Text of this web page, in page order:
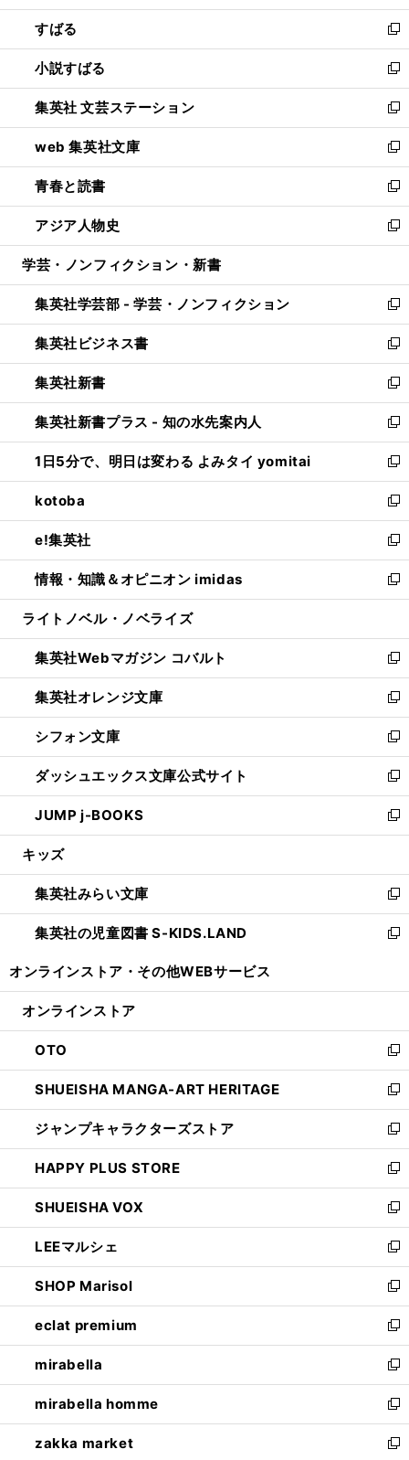
開
く
ウ
で
開
く
ン
ド
ウ
で
開
く
すばる
新
し
い
ウ
ィ
ン
ド
ウ
で
開
く
小説すばる
新
し
い
ウ
ィ
ン
ド
ウ
で
開
集英社 文芸ステーション
新
し
い
ウ
ィ
ン
ド
ウ
開
く
web 集英社文庫
新
し
い
ウ
ィ
ン
ウ
で
開
く
青春と読書
新
し
い
ウ
ン
ド
ウ
で
開
く
アジア人物史
新
し
ウ
ィ
ン
ド
ウ
で
開
く
学芸・ノンフィクション・新書
集英社学芸部 - 学芸・ノンフィクション
新
し
い
ウ
ィ
ン
ド
ウ
で
開
く
集英社ビジネス書
新
し
い
ウ
ィ
ン
ド
ウ
で
開
く
集英社新書
新
し
い
ウ
ィ
ン
ド
ウ
で
開
く
集英社新書プラス - 知の水先案内人
新
し
い
ウ
ィ
ン
ド
ウ
で
開
1日5分で、明日は変わる よみタイ yomitai
新
し
い
ウ
ィ
ン
ド
ウ
開
く
kotoba
新
し
い
ウ
ィ
ン
ウ
で
開
く
e!集英社
新
し
い
ウ
ン
ド
ウ
で
開
く
情報・知識＆オピニオン imidas
新
し
ウ
ィ
ン
ド
ウ
で
開
く
ライトノベル・ノベライズ
集英社Webマガジン コバルト
新
し
い
ウ
ィ
ン
ド
ウ
で
開
集英社オレンジ文庫
新
し
い
ウ
ィ
ン
ド
ウ
開
く
シフォン文庫
新
し
い
ウ
ィ
ン
ウ
で
開
く
ダッシュエックス文庫公式サイト
新
し
い
ウ
ン
ド
ウ
で
JUMP j-BOOKS
新
し
ウ
ィ
ン
ド
開
キッズ
集英社みらい文庫
新
し
い
ン
ウ
で
開
く
集英社の児童図書 S-KIDS.LAND
新
ウ
ン
ド
ウ
で
開
く
オンラインストア・ その他WEBサービス
オンラインストア
OTO
新
し
い
ウ
ィ
ン
ド
ウ
で
開
く
SHUEISHA MANGA-ART HERITAGE
新
し
い
ウ
ィ
ン
ド
ウ
で
開
く
ジャンプキャラクターズストア
新
し
い
ウ
ィ
ン
ド
ウ
で
開
く
HAPPY PLUS STORE
新
し
い
ウ
ィ
ン
ド
ウ
で
開
く
SHUEISHA VOX
新
し
い
ウ
ィ
ン
ド
ウ
で
開
く
LEEマルシェ
新
し
い
ウ
ィ
ン
ド
ウ
で
開
く
SHOP Marisol
新
し
い
ウ
ィ
ン
ド
ウ
で
eclat premium
新
し
い
ウ
ィ
ン
ド
mirabella
新
し
い
ウ
ィ
mirabella homme
新
し
い
zakka market
新